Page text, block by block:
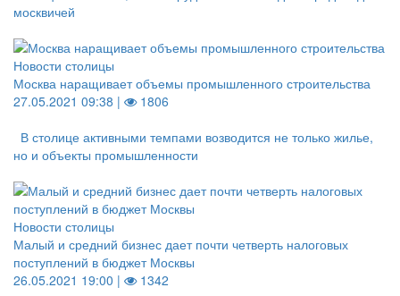
москвичей
Новости столицы
Москва наращивает объемы промышленного строительства
27.05.2021 09:38 |
1806
В столице активными темпами возводится не только жилье,
но и объекты промышленности
Новости столицы
Малый и средний бизнес дает почти четверть налоговых
поступлений в бюджет Москвы
26.05.2021 19:00 |
1342